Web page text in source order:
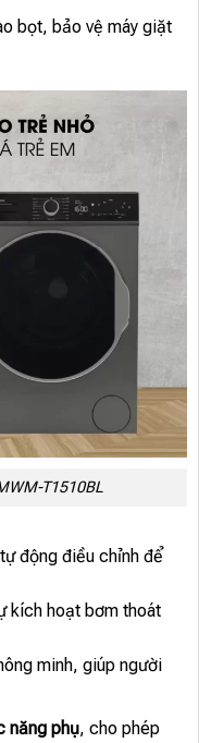
bọt, bảo vệ máy giặt
T1510BL
động điều chỉnh để
kích hoạt bơm thoát
minh, giúp người
năng phụ, cho phép